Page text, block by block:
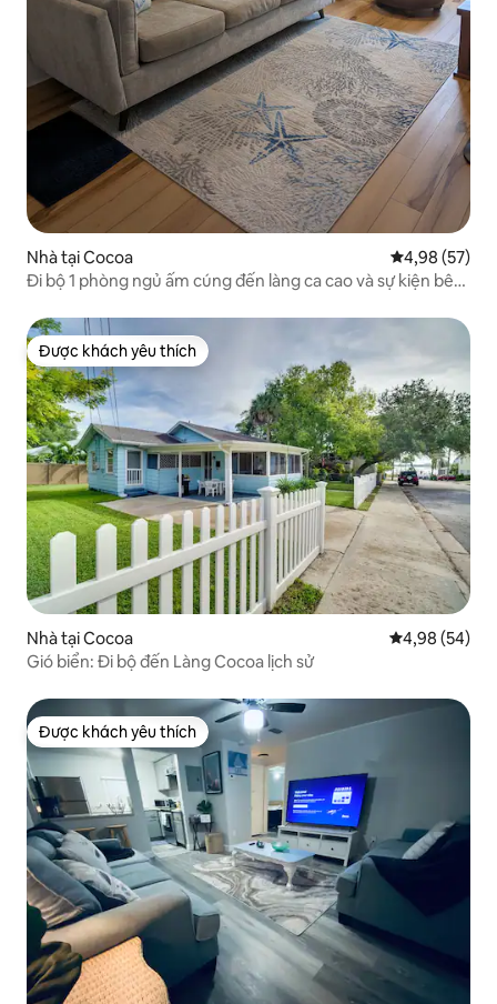
Nhà tại Cocoa Xếp hạng
4,98 (57)
Đi bộ 1 phòng ngủ ấm cúng đến làng ca cao và sự kiện bên
Được khách yêu thích
Được khách yêu thích
Nhà tại Cocoa Xếp hạng
4,98 (54)
Gió biển: Đi bộ đến Làng Cocoa lịch sử
Được khách yêu thích
Được khách yêu thích